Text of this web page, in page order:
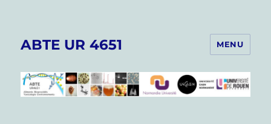
ABTE UR 4651 MENU